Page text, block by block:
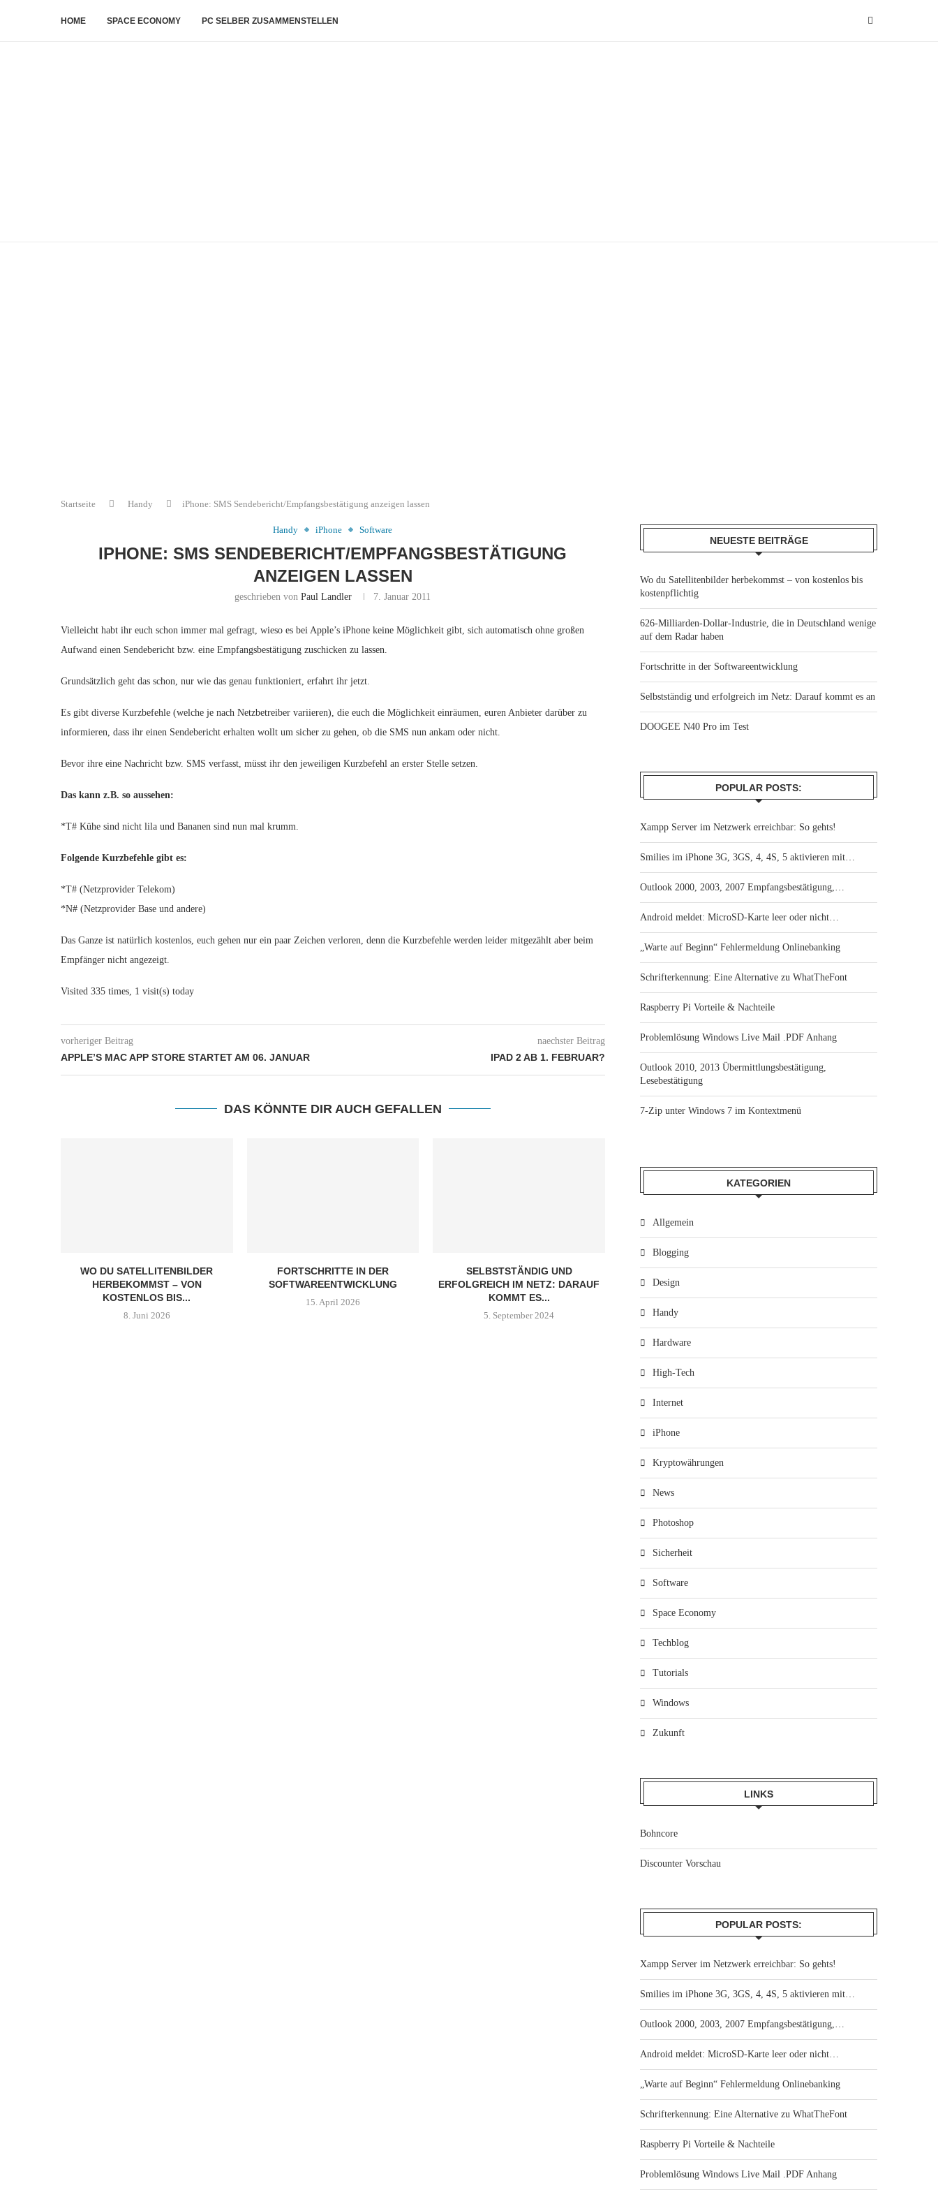
HOME SPACE ECONOMY PC SELBER ZUSAMMENSTELLEN
Startseite Handy iPhone: SMS Sendebericht/Empfangsbestätigung anzeigen lassen
Handy iPhone Software
IPHONE: SMS SENDEBERICHT/EMPFANGSBESTÄTIGUNG
ANZEIGEN LASSEN
geschrieben vonPaul Landler 7. Januar 2011
Vielleicht habt ihr euch schon immer mal gefragt, wieso es bei Apple’s iPhone keine Möglichkeit gibt, sich automatisch ohne großen
Aufwand einen Sendebericht bzw. eine Empfangsbestätigung zuschicken zu lassen.
Grundsätzlich geht das schon, nur wie das genau funktioniert, erfahrt ihr jetzt.
Es gibt diverse Kurzbefehle (welche je nach Netzbetreiber variieren), die euch die Möglichkeit einräumen, euren Anbieter darüber zu
informieren, dass ihr einen Sendebericht erhalten wollt um sicher zu gehen, ob die SMS nun ankam oder nicht.
Bevor ihre eine Nachricht bzw. SMS verfasst, müsst ihr den jeweiligen Kurzbefehl an erster Stelle setzen.
Das kann z.B. so aussehen:
*T# Kühe sind nicht lila und Bananen sind nun mal krumm.
Folgende Kurzbefehle gibt es:
*T# (Netzprovider Telekom)
*N# (Netzprovider Base und andere)
Das Ganze ist natürlich kostenlos, euch gehen nur ein paar Zeichen verloren, denn die Kurzbefehle werden leider mitgezählt aber beim
Empfänger nicht angezeigt.
Visited 335 times, 1 visit(s) today
vorheriger Beitrag
APPLE’S MAC APP STORE STARTET AM 06. JANUAR
naechster Beitrag
IPAD 2 AB 1. FEBRUAR?
DAS KÖNNTE DIR AUCH GEFALLEN
WO DU SATELLITENBILDER
HERBEKOMMST – VON
KOSTENLOS BIS...
8. Juni 2026
FORTSCHRITTE IN DER
SOFTWAREENTWICKLUNG
15. April 2026
SELBSTSTÄNDIG UND
ERFOLGREICH IM NETZ: DARAUF
KOMMT ES...
5. September 2024
NEUESTE BEITRÄGE
Wo du Satellitenbilder herbekommst – von kostenlos bis
kostenpflichtig
626-Milliarden-Dollar-Industrie, die in Deutschland wenige
auf dem Radar haben
Fortschritte in der Softwareentwicklung
Selbstständig und erfolgreich im Netz: Darauf kommt es an
DOOGEE N40 Pro im Test
POPULAR POSTS:
Xampp Server im Netzwerk erreichbar: So gehts!
Smilies im iPhone 3G, 3GS, 4, 4S, 5 aktivieren mit…
Outlook 2000, 2003, 2007 Empfangsbestätigung,…
Android meldet: MicroSD-Karte leer oder nicht…
„Warte auf Beginn“ Fehlermeldung Onlinebanking
Schrifterkennung: Eine Alternative zu WhatTheFont
Raspberry Pi Vorteile & Nachteile
Problemlösung Windows Live Mail .PDF Anhang
Outlook 2010, 2013 Übermittlungsbestätigung,
Lesebestätigung
7-Zip unter Windows 7 im Kontextmenü
KATEGORIEN
Allgemein
Blogging
Design
Handy
Hardware
High-Tech
Internet
iPhone
Kryptowährungen
News
Photoshop
Sicherheit
Software
Space Economy
Techblog
Tutorials
Windows
Zukunft
LINKS
Bohncore
Discounter Vorschau
POPULAR POSTS:
Xampp Server im Netzwerk erreichbar: So gehts!
Smilies im iPhone 3G, 3GS, 4, 4S, 5 aktivieren mit…
Outlook 2000, 2003, 2007 Empfangsbestätigung,…
Android meldet: MicroSD-Karte leer oder nicht…
„Warte auf Beginn“ Fehlermeldung Onlinebanking
Schrifterkennung: Eine Alternative zu WhatTheFont
Raspberry Pi Vorteile & Nachteile
Problemlösung Windows Live Mail .PDF Anhang